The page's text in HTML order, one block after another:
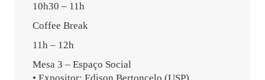
10h30 – 11h
Coffee Break
11h – 12h
Mesa 3 – Espaço Social